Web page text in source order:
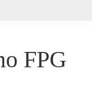
FPG